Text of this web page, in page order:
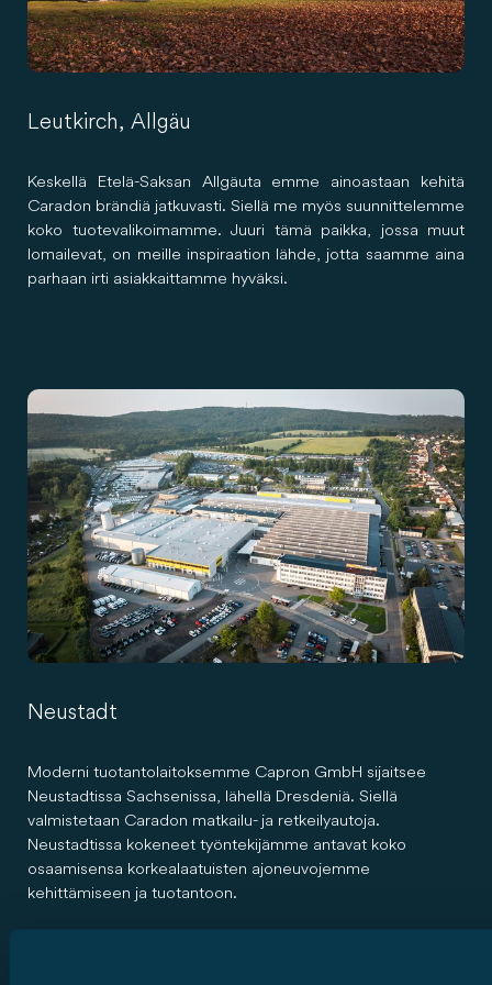
Leutkirch, Allgäu
Keskellä Etelä-Saksan Allgäuta emme ainoastaan ​​kehitä
Caradon brändiä jatkuvasti. Siellä me myös suunnittelemme
koko tuotevalikoimamme. Juuri tämä paikka, jossa muut
lomailevat, on meille inspiraation lähde, jotta saamme aina
parhaan irti asiakkaittamme hyväksi.
Neustadt
Moderni tuotantolaitoksemme Capron GmbH sijaitsee
Neustadtissa Sachsenissa, lähellä Dresdeniä. Siellä
valmistetaan Caradon matkailu- ja retkeilyautoja.
Neustadtissa kokeneet työntekijämme antavat koko
osaamisensa korkealaatuisten ajoneuvojemme
kehittämiseen ja tuotantoon.